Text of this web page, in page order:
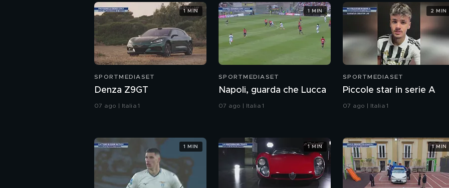
SPORTMEDIASET
Denza Z9GT
07 ago | Italia 1
1 MIN
SPORTMEDIASET
Napoli, guarda che Lucca
07 ago | Italia 1
1 MIN
SPORTMEDIASET
Piccole star in serie A
07 ago | Italia 1
2 MIN
1 MIN 1 MIN 1 MIN